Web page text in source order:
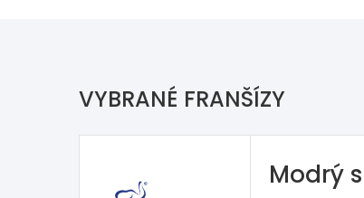
VYBRANÉ FRANŠÍZY
Modrý